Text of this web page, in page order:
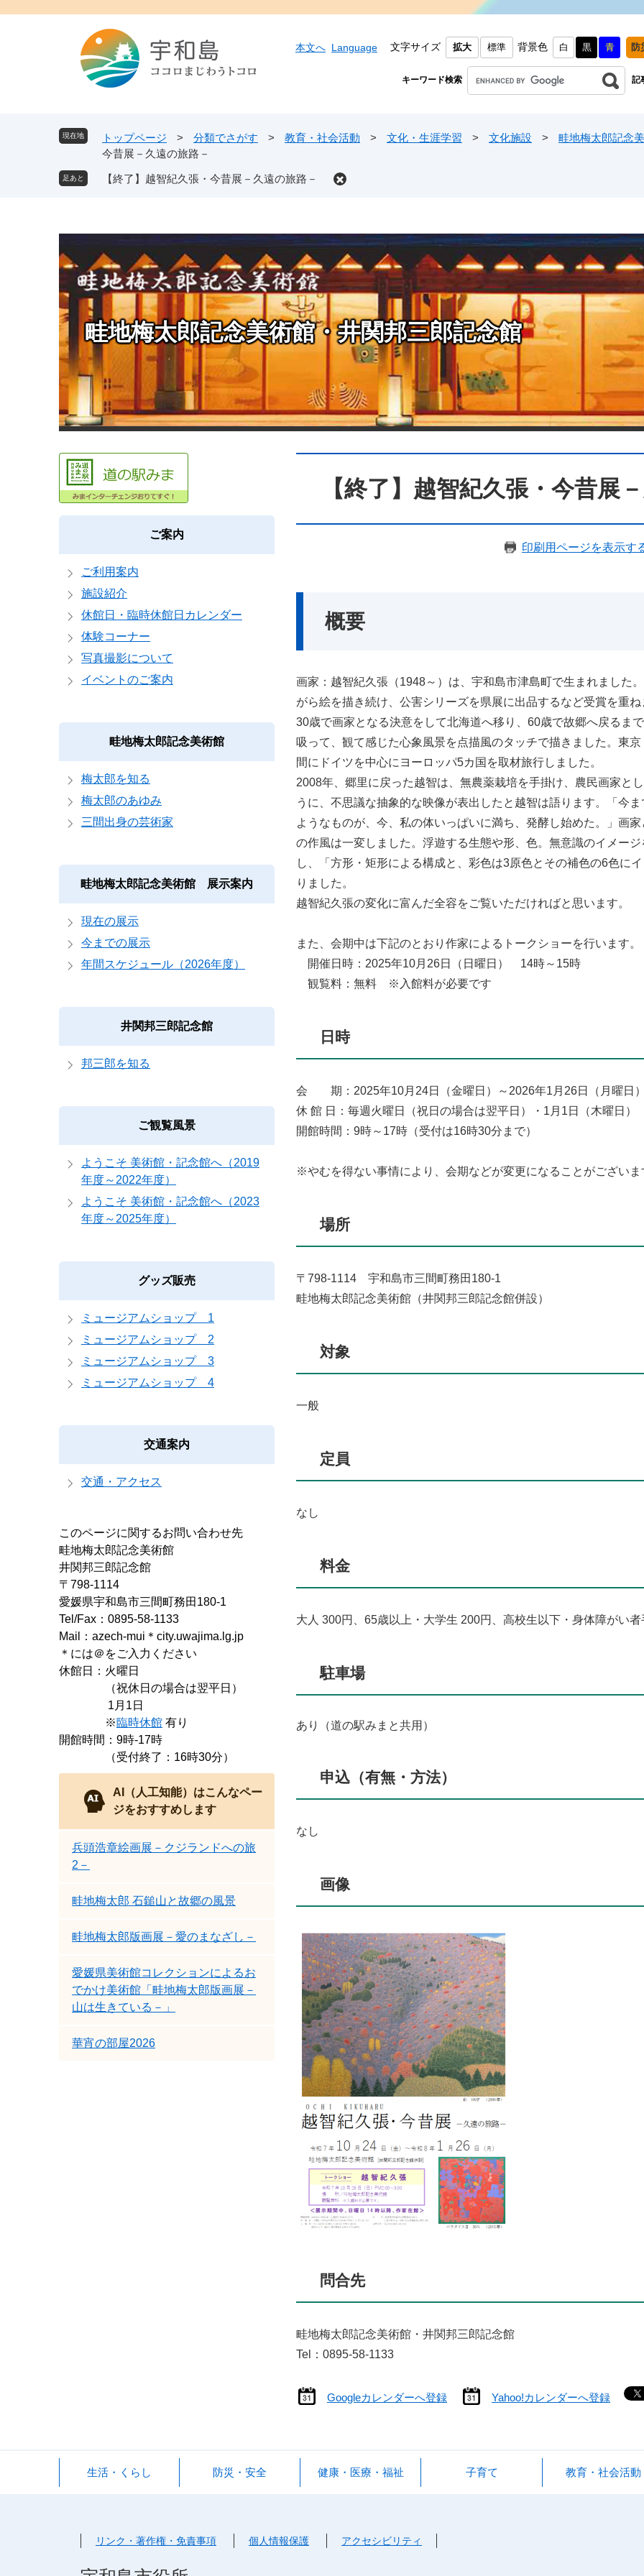
本文へ Language 文字サイズ 拡大 標準 背景色 白 黒 青 防
キーワード検索 記
現在地 トップページ > 分類でさがす > 教育・社会活動 > 文化・生涯学習 > 文化施設 >
畦地梅太郎記念
今昔展－久遠の旅路－
【終了】越智紀久張・今昔展－久遠の旅路－
畦地梅太郎記念美術館・井関邦三郎記念館
【終了】越智紀久張・今昔展
印刷用ページを表示す
概要
画家：越智紀久張（1948～）は、宇和島市津島町で生まれました
がら絵を描き続け、公害シリーズを県展に出品するなど受賞を重
30歳で画家となる決意をして北海道へ移り、60歳で故郷へ戻るま
吸って、観て感じた心象風景を点描風のタッチで描きました。東
間にドイツを中心にヨーロッパ5カ国を取材旅行しました。
2008年、郷里に戻った越智は、無農薬栽培を手掛け、農民画家と
うに、不思議な抽象的な映像が表出したと越智は語ります。「今
ようなものが、今、私の体いっぱいに満ち、発酵し始めた。」画
の作風は一変しました。浮遊する生態や形、色。無意識のイメー
し、「方形・矩形による構成と、彩色は3原色とその補色の6色に
りました。
越智紀久張の変化に富んだ全容をご覧いただければと思います。
また、会期中は下記のとおり作家によるトークショーを行います。
開催日時：2025年10月26日（日曜日） 14時～15時
観覧料：無料 ※入館料が必要です
日時
会 期：2025年10月24日（金曜日）～2026年1月26日（月曜日
休 館 日：毎週火曜日（祝日の場合は翌平日）・1月1日（木曜日）
開館時間：9時～17時（受付は16時30分まで）
※やむを得ない事情により、会期などが変更になることがございま
場所
〒798-1114 宇和島市三間町務田180-1
畦地梅太郎記念美術館（井関邦三郎記念館併設）
対象
一般
定員
なし
料金
大人 300円、65歳以上・大学生 200円、高校生以下・身体障がい
駐車場
あり（道の駅みまと共用）
申込（有無・方法）
なし
画像
問合先
畦地梅太郎記念美術館・井関邦三郎記念館
Tel：0895-58-1133
Googleカレンダーへ登録 Yahoo!カレンダーへ登録
ご案内
ご利用案内
施設紹介
休館日・臨時休館日カレンダー
体験コーナー
写真撮影について
イベントのご案内
畦地梅太郎記念美術館
梅太郎を知る
梅太郎のあゆみ
三間出身の芸術家
畦地梅太郎記念美術館 展示案内
現在の展示
今までの展示
年間スケジュール（2026年度）
井関邦三郎記念館
邦三郎を知る
ご観覧風景
ようこそ 美術館・記念館へ（2019
年度～2022年度）
ようこそ 美術館・記念館へ（2023
年度～2025年度）
グッズ販売
ミュージアムショップ 1
ミュージアムショップ 2
ミュージアムショップ 3
ミュージアムショップ 4
交通案内
交通・アクセス
このページに関するお問い合わせ先
畦地梅太郎記念美術館
井関邦三郎記念館
〒798-1114
愛媛県宇和島市三間町務田180-1
Tel/Fax：0895-58-1133
Mail：azech-mui＊city.uwajima.lg.jp
​＊には＠をご入力ください
休館日：火曜日
（祝休日の場合は翌平日）
1月1日
※臨時休館 有り
開館時間：9時-17時
（受付終了：16時30分）
AI（人工知能）はこんなペー
ジをおすすめします
兵頭浩章絵画展－クジランドへの旅
2－
畦地梅太郎 石鎚山と故郷の風景
畦地梅太郎版画展－愛のまなざし－
愛媛県美術館コレクションによるお
でかけ美術館「畦地梅太郎版画展－
山は生きている－」
華宵の部屋2026
生活・くらし 防災・安全 健康・医療・福祉 子育て 教育・社会活動
リンク・著作権・免責事項 個人情報保護 アクセシビリティ